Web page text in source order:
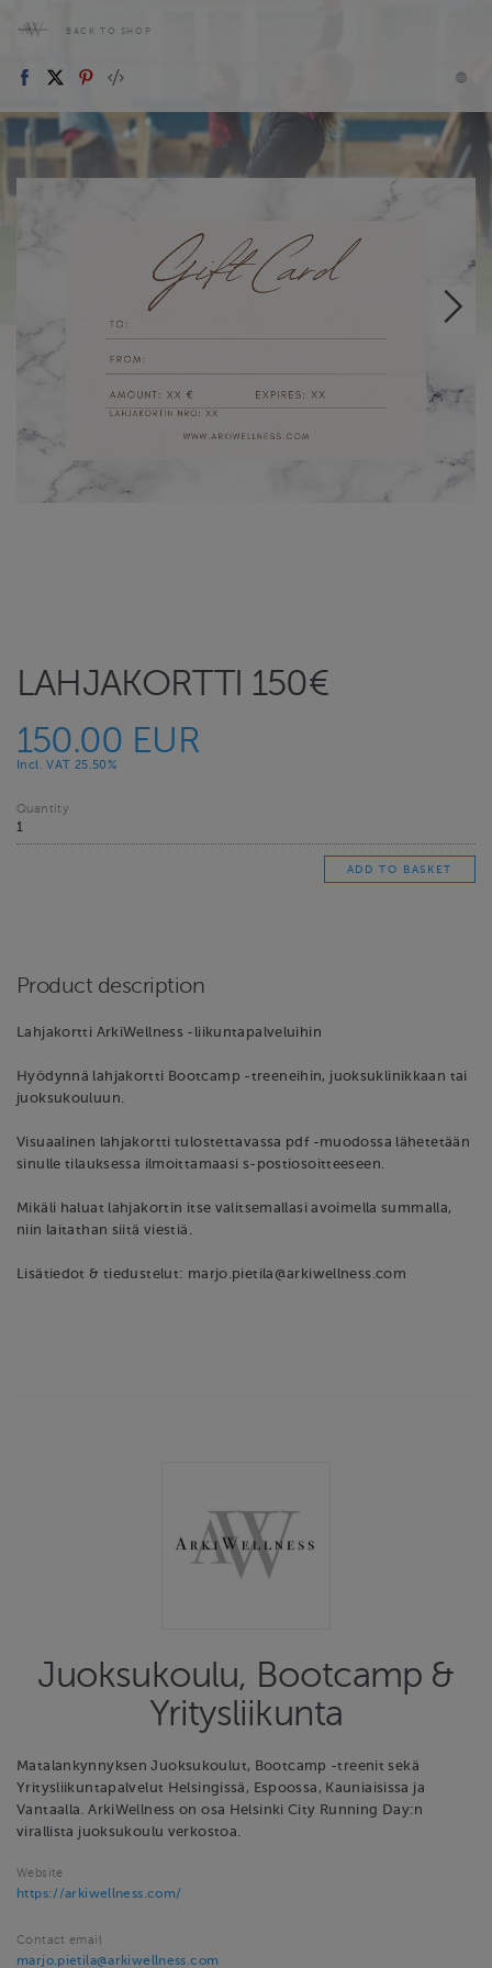
BACK TO SHOP
LAHJAKORTTI 150€
150.00 EUR
Incl. VAT 25.50%
Quantity
Product description
Lahjakortti ArkiWellness -liikuntapalveluihin
Hyödynnä lahjakortti Bootcamp -treeneihin, juoksuklinikkaan tai
juoksukouluun.
Visuaalinen lahjakortti tulostettavassa pdf -muodossa lähetetään
sinulle tilauksessa ilmoittamaasi s-postiosoitteeseen.
Mikäli haluat lahjakortin itse valitsemallasi avoimella summalla,
niin laitathan siitä viestiä.
Lisätiedot & tiedustelut: marjo.pietila@arkiwellness.com
Juoksukoulu, Bootcamp &
Yritysliikunta
Matalankynnyksen Juoksukoulut, Bootcamp -treenit sekä
Yritysliikuntapalvelut Helsingissä, Espoossa, Kauniaisissa ja
Vantaalla. ArkiWellness on osa Helsinki City Running Day:n
virallista juoksukoulu verkostoa.
Website
https://arkiwellness.com/
Contact email
marjo.pietila@arkiwellness.com